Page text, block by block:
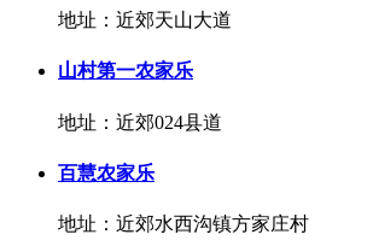
地址：近郊天山大道
山村第一农家乐
地址：近郊024县道
百慧农家乐
地址：近郊水西沟镇方家庄村